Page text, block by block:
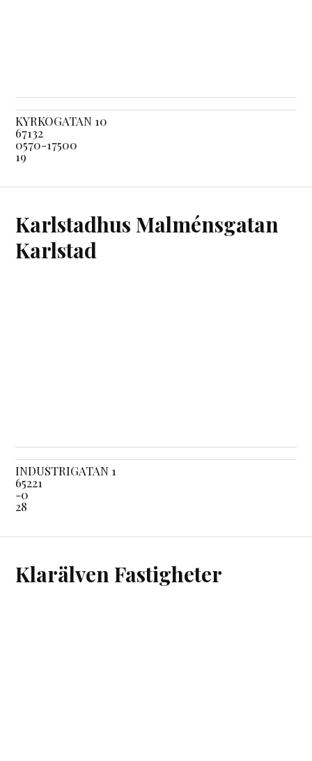
KYRKOGATAN 10
67132
0570-17500
19
Karlstadhus Malménsgatan
Karlstad
INDUSTRIGATAN 1
65221
-0
28
Klarälven Fastigheter